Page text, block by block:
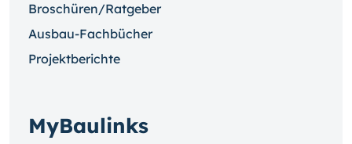
Broschüren/Ratgeber
Ausbau-Fachbücher
Projektberichte
MyBaulinks